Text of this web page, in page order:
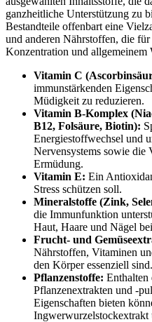
ganzheitliche Unterstützung zu
Bestandteile offenbart eine
und anderen Nährstoffen, die
Konzentration und
Vitamin C
immunstärkenden
Müdigkeit zu reduzieren.
Vitamin B-Komplex
B12, Folsäure, Biotin):
Energiestoffwechsel und
Nervensystems sowie
Ermüdung.
Vitamin E: Ein
Stress schützen soll.
Mineralstoffe (Zink,
die Immunfunktion
Haut, Haare und Nägel
Frucht- und
Nährstoffen, Vitaminen
den Körper essenziell sind.
Pflanzenstoffe: Enthalten
Pflanzenextrakten und -
Eigenschaften bieten